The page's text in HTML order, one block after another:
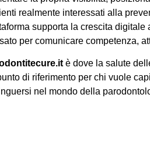
realmente interessati alla
supporta la crescita
per comunicare competenza,
è dove la salute
di riferimento per chi vuole
nel mondo della